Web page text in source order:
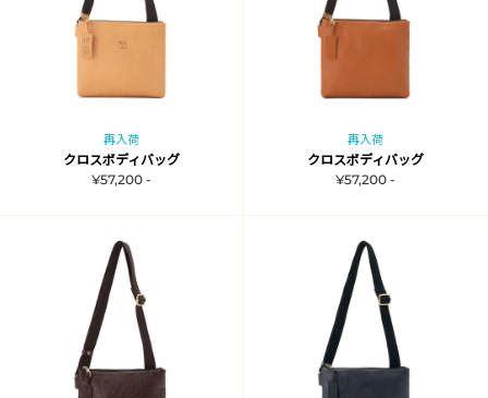
再入荷
クロスボディバッグ
¥57,200 -
再入荷
クロスボディバッグ
¥57,200 -